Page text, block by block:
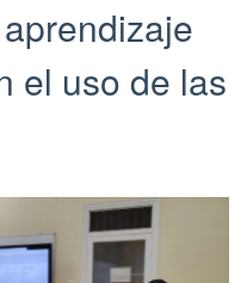
el uso de las